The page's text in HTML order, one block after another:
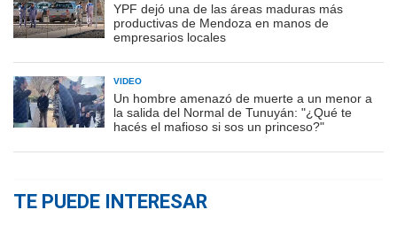
YPF dejó una de las áreas maduras más
productivas de Mendoza en manos de
empresarios locales
VIDEO
Un hombre amenazó de muerte a un menor a
la salida del Normal de Tunuyán: "¿Qué te
hacés el mafioso si sos un princeso?"
TE PUEDE INTERESAR